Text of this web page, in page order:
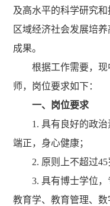
及高水平的科学研究
区域经济社会发展培
成果。
根据工作需要，
师，岗位要求如下：
一、岗位要求
1. 具有良好的政
端正，身心健康；
2. 原则上不超过45
3. 具有博士学位
教育学、教育管理、